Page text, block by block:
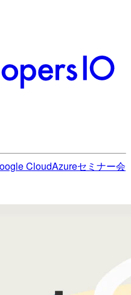
CloudAzureセミナー会